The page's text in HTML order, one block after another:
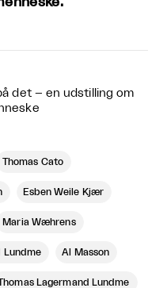
det – en udstilling om
Thomas Cato
Esben Weile Kjær
Maria Wæhrens
Lundme Al Masson
Lagermand Lundme